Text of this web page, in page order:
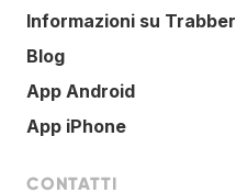
Informazioni su Trabber
Blog
App Android
App iPhone
CONTATTI